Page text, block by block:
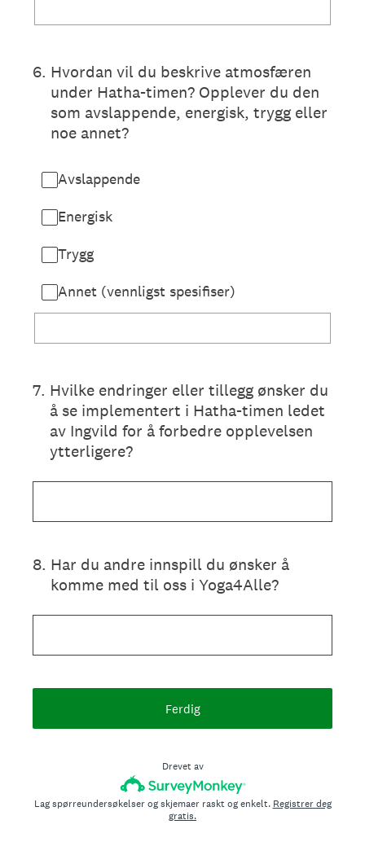
6. Hvordan vil du beskrive atmosfæren
under Hatha-timen? Opplever du den
som avslappende, energisk, trygg eller
noe annet?
Avslappende
Energisk
Trygg
Annet (vennligst spesifiser)
7. Hvilke endringer eller tillegg ønsker du
å se implementert i Hatha-timen ledet
av Ingvild for å forbedre opplevelsen
ytterligere?
8. Har du andre innspill du ønsker å
komme med til oss i Yoga4Alle?
Ferdig
Drevet av
Lag spørreundersøkelser og skjemaer raskt og enkelt. Registrer deg
gratis.